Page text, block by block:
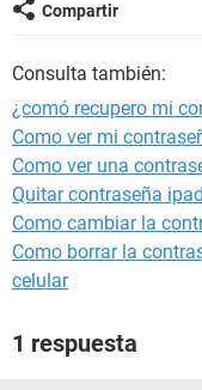
Compartir
Consulta también:
¿comó recupero mi
Como ver mi
Como ver una
Quitar contraseña ipad
Como cambiar la
Como borrar la
celular
1 respuesta